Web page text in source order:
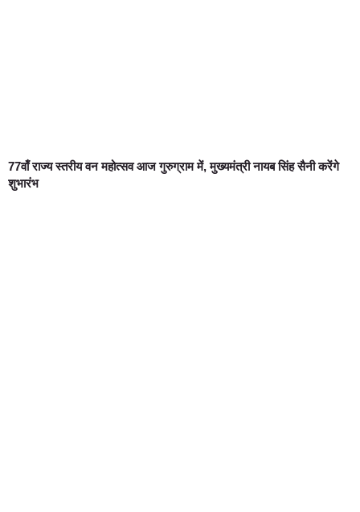
77वाँ राज्य स्तरीय वन महोत्सव आज गुरुग्राम में, मुख्यमंत्री नायब सिंह सैनी करेंगे
शुभारंभ